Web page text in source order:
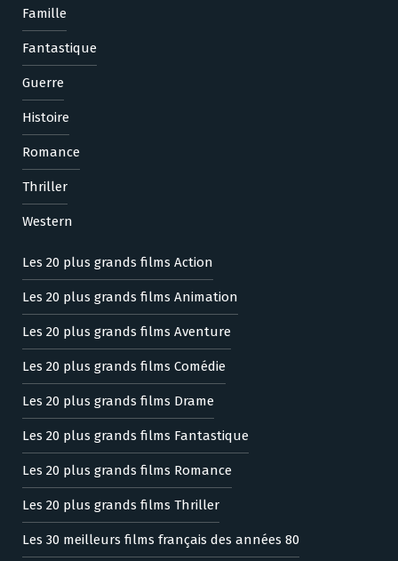
Famille
Fantastique
Guerre
Histoire
Romance
Thriller
Western
Les 20 plus grands films Action
Les 20 plus grands films Animation
Les 20 plus grands films Aventure
Les 20 plus grands films Comédie
Les 20 plus grands films Drame
Les 20 plus grands films Fantastique
Les 20 plus grands films Romance
Les 20 plus grands films Thriller
Les 30 meilleurs films français des années 80